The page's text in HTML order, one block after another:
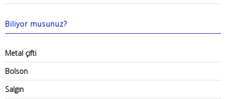
Biliyor musunuz?
Metal çifti
Bolson
Salgın